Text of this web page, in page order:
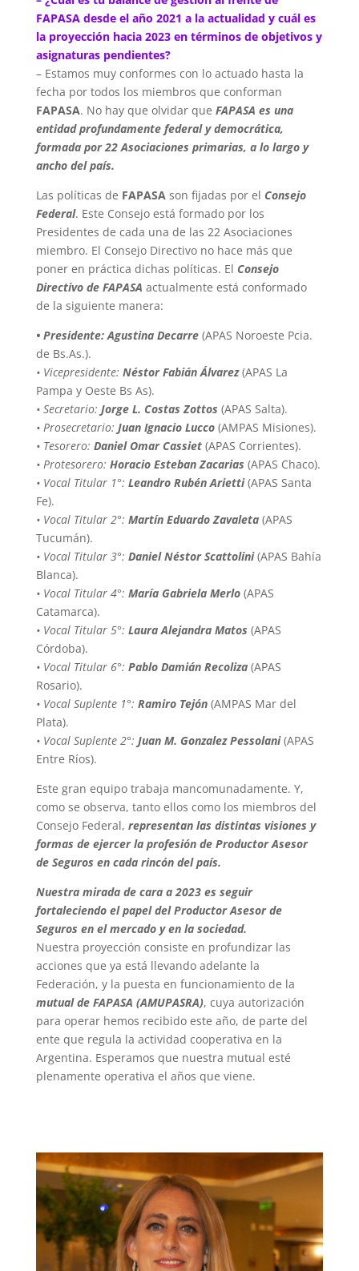
FAPASA desde el año 2021 a la actualidad y cuál es
la proyección hacia 2023 en términos de objetivos y
asignaturas pendientes?
– Estamos muy conformes con lo actuado hasta la
fecha por todos los miembros que conforman
FAPASA. No hay que olvidar que FAPASA es una
entidad profundamente federal y democrática,
formada por 22 Asociaciones primarias, a lo largo y
ancho del país.
Las políticas de FAPASAson fijadas por el Consejo
Federal. Este Consejo está formado por los
Presidentes de cada una de las 22 Asociaciones
miembro. El Consejo Directivo no hace más que
poner en práctica dichas políticas. El Consejo
Directivo de FAPASA actualmente está conformado
de la siguiente manera:
• Presidente: Agustina Decarre(APAS Noroeste Pcia.
de Bs.As.).
• Vicepresidente: Néstor Fabián Álvarez(APAS La
Pampa y Oeste Bs As).
• Secretario: Jorge L. Costas Zottos (APAS Salta).
• Prosecretario: Juan Ignacio Lucco(AMPAS Misiones).
• Tesorero: Daniel Omar Cassiet(APAS Corrientes).
• Protesorero: Horacio Esteban Zacarias (APAS Chaco).
• Vocal Titular 1°: Leandro Rubén Arietti(APAS Santa
Fe).
• Vocal Titular 2°: Martín Eduardo Zavaleta(APAS
Tucumán).
• Vocal Titular 3°: Daniel Néstor Scattolini(APAS Bahía
Blanca).
• Vocal Titular 4°: María Gabriela Merlo(APAS
Catamarca).
• Vocal Titular 5°: Laura Alejandra Matos (APAS
Córdoba).
• Vocal Titular 6°: Pablo Damián Recoliza(APAS
Rosario).
• Vocal Suplente 1°: Ramiro Tejón(AMPAS Mar del
Plata).
• Vocal Suplente 2°: Juan M. Gonzalez Pessolani(APAS
Entre Ríos).
Este gran equipo trabaja mancomunadamente. Y,
como se observa, tanto ellos como los miembros del
Consejo Federal, representan las distintas visiones y
formas de ejercer la profesión de Productor Asesor
de Seguros en cada rincón del país.
Nuestra mirada de cara a 2023 es seguir
fortaleciendo el papel del Productor Asesor de
Seguros en el mercado y en la sociedad.
Nuestra proyección consiste en profundizar las
acciones que ya está llevando adelante la
Federación, y la puesta en funcionamiento de la
mutual de FAPASA (AMUPASRA), cuya autorización
para operar hemos recibido este año, de parte del
ente que regula la actividad cooperativa en la
Argentina. Esperamos que nuestra mutual esté
plenamente operativa el años que viene.